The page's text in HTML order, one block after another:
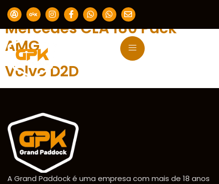
Mercedes CLA 180 Pack
AMG
Volvo D2D
A Grand Paddock é uma empresa com mais de 18 anos